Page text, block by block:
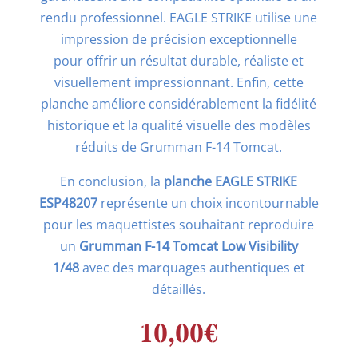
rendu professionnel. EAGLE STRIKE utilise une
impression de précision exceptionnelle
pour offrir un résultat durable, réaliste et
visuellement impressionnant. Enfin, cette
planche améliore considérablement la fidélité
historique et la qualité visuelle des modèles
réduits de Grumman F-14 Tomcat.
En conclusion, la planche EAGLE STRIKE
ESP48207représente un choix incontournable
pour les maquettistes souhaitant reproduire
un Grumman F-14 Tomcat Low Visibility
1/48avec des marquages authentiques et
détaillés.
10,00€